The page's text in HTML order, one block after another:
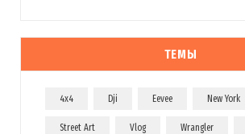
ТЕМЫ
4x4 Dji Eevee New York
Street Art Vlog Wrangler